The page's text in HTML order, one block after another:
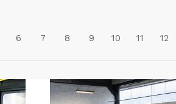
6 7 8 9 10 11 12